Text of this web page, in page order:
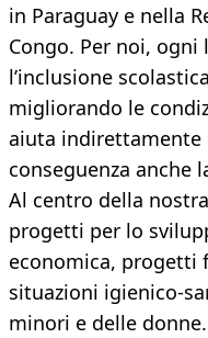
in Paraguay e nella
Congo. Per noi,
l’inclusione
migliorando le
aiuta indirettamente
conseguenza anche
Al centro della
progetti per lo
economica, progetti
situazioni igienico-
minori e delle